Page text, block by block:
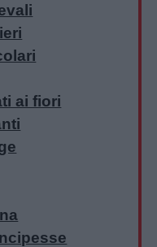
ai fiori